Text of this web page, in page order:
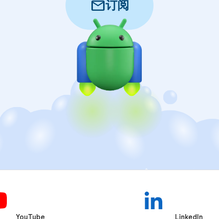
mail订阅
YouTube LinkedIn